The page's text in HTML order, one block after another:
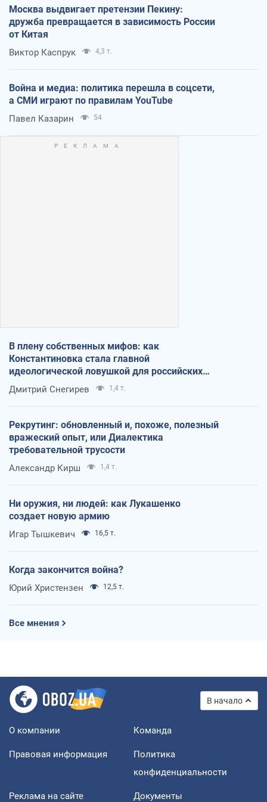
Москва выдвигает претензии Пекину:
дружба превращается в зависимость России
от Китая
Виктор Каспрук 4,3 т.
Война и медиа: политика перешла в соцсети,
а СМИ играют по правилам YouTube
Павел Казарин 54
В плену собственных мифов: как
Константиновка стала главной
идеологической ловушкой для российских
оккупантов
Дмитрий Снегирев 1,4 т.
Рекрутинг: обновленный и, похоже, полезный
вражеский опыт, или Диалектика
требовательной трусости
Александр Кирш 1,4 т.
Ни оружия, ни людей: как Лукашенко
создает новую армию
Игар Тышкевич 16,5 т.
Когда закончится война?
Юрий Христензен 12,5 т.
Все мнения
В начало
О компании Команда
Правовая информация
Политика
конфиденциальности
Реклама на сайте Документы